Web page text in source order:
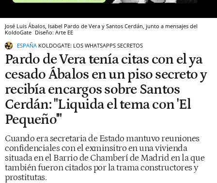
José Luis Ábalos, Isabel Pardo de Vera y Santos Cerdán, junto a mensajes del
KoldoGate Diseño: Arte EE
ESPAÑA KOLDOGATE: LOS WHATSAPPS SECRETOS
Pardo de Vera tenía citas con el ya
cesado Ábalos en un piso secreto y
recibía encargos sobre Santos
Cerdán: "Liquida el tema con 'El
Pequeño'"
Cuando era secretaria de Estado mantuvo reuniones
confidenciales con el exminsitro en una vivienda
situada en el Barrio de Chamberí de Madrid en la que
también fueron citados por la trama constructores y
prostitutas.